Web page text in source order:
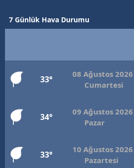
7 Günlük Hava Durumu
33°
08 Ağustos 2026
Cumartesi
34°
09 Ağustos 2026
Pazar
33°
10 Ağustos 2026
Pazartesi